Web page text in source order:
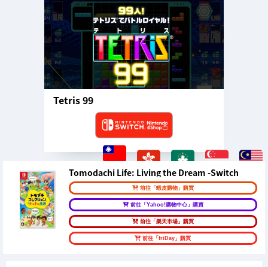
Tetris 99
Tomodachi Life: Living the Dream -Switch
前往「蝦皮購物」購買
前往「Yahoo!購物中心」購買
前往「樂天市場」購買
前往「friDay」購買